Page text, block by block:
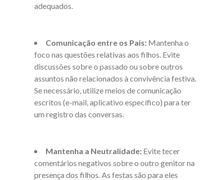
adequados.
Comunicação entre os Pais: Mantenha o
foco nas questões relativas aos filhos. Evite
discussões sobre o passado ou sobre outros
assuntos não relacionados à convivência festiva.
Se necessário, utilize meios de comunicação
escritos (e-mail, aplicativo específico) para ter
um registro das conversas.
Mantenha a Neutralidade: Evite tecer
comentários negativos sobre o outro genitor na
presença dos filhos. As festas são para eles